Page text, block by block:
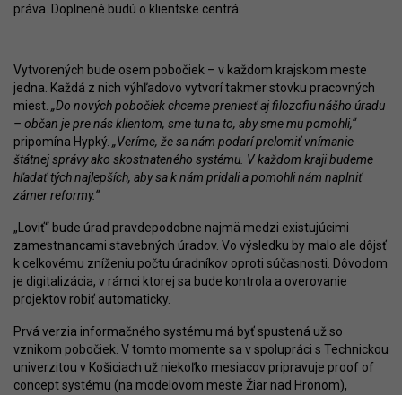
práva. Doplnené budú o klientske centrá.
Vytvorených bude osem pobočiek – v každom krajskom meste
jedna. Každá z nich výhľadovo vytvorí takmer stovku pracovných
miest. „Do nových pobočiek chceme preniesť aj filozofiu nášho úradu
– občan je pre nás klientom, sme tu na to, aby sme mu pomohli,“
pripomína Hypký. „Veríme, že sa nám podarí prelomiť vnímanie
štátnej správy ako skostnateného systému. V každom kraji budeme
hľadať tých najlepších, aby sa k nám pridali a pomohli nám naplniť
zámer reformy.“
„Loviť“ bude úrad pravdepodobne najmä medzi existujúcimi
zamestnancami stavebných úradov. Vo výsledku by malo ale dôjsť
k celkovému zníženiu počtu úradníkov oproti súčasnosti. Dôvodom
je digitalizácia, v rámci ktorej sa bude kontrola a overovanie
projektov robiť automaticky.
Prvá verzia informačného systému má byť spustená už so
vznikom pobočiek. V tomto momente sa v spolupráci s Technickou
univerzitou v Košiciach už niekoľko mesiacov pripravuje proof of
concept systému (na modelovom meste Žiar nad Hronom),